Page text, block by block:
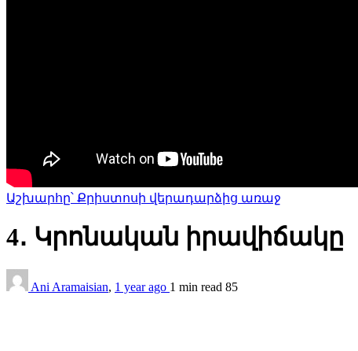
Աշխարհը՝ Քրիստոսի վերադարձից առաջ
4․ Կրոնական իրավիճակը
Ani Aramaisian, 1 year ago 1 min read 85